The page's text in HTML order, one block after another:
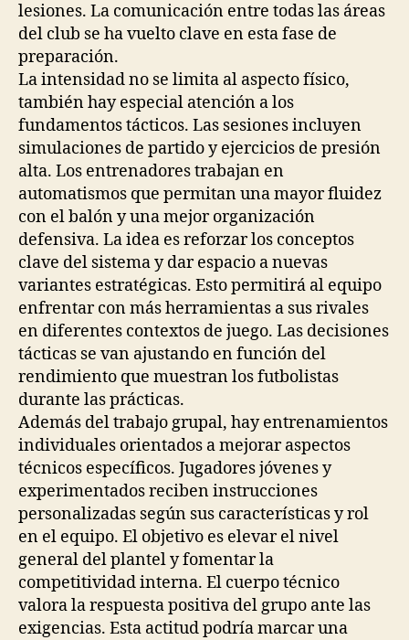
lesiones. La comunicación entre todas las áreas
del club se ha vuelto clave en esta fase de
preparación.
La intensidad no se limita al aspecto físico,
también hay especial atención a los
fundamentos tácticos. Las sesiones incluyen
simulaciones de partido y ejercicios de presión
alta. Los entrenadores trabajan en
automatismos que permitan una mayor fluidez
con el balón y una mejor organización
defensiva. La idea es reforzar los conceptos
clave del sistema y dar espacio a nuevas
variantes estratégicas. Esto permitirá al equipo
enfrentar con más herramientas a sus rivales
en diferentes contextos de juego. Las decisiones
tácticas se van ajustando en función del
rendimiento que muestran los futbolistas
durante las prácticas.
Además del trabajo grupal, hay entrenamientos
individuales orientados a mejorar aspectos
técnicos específicos. Jugadores jóvenes y
experimentados reciben instrucciones
personalizadas según sus características y rol
en el equipo. El objetivo es elevar el nivel
general del plantel y fomentar la
competitividad interna. El cuerpo técnico
valora la respuesta positiva del grupo ante las
exigencias. Esta actitud podría marcar una